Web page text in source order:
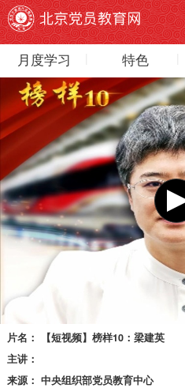
月度学习 特色
片名：
【短视频】榜样10：梁建英
主讲：
来源： 中央组织部党员教育中心